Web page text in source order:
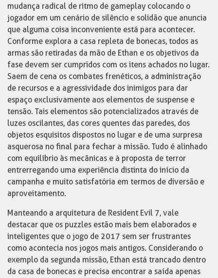
mudança radical de ritmo de gameplay colocando o
jogador em um cenário de silêncio e solidão que anuncia
que alguma coisa inconveniente está para acontecer.
Conforme explora a casa repleta de bonecas, todos as
armas são retiradas da mão de Ethan e os objetivos da
fase devem ser cumpridos com os itens achados no lugar.
Saem de cena os combates frenéticos, a administração
de recursos e a agressividade dos inimigos para dar
espaço exclusivamente aos elementos de suspense e
tensão. Tais elementos são potencializados através de
luzes oscilantes, das cores quentes das paredes, dos
objetos esquisitos dispostos no lugar e de uma surpresa
asquerosa no final para fechar a missão. Tudo é alinhado
com equilíbrio às mecânicas e à proposta de terror
entrerregando uma experiência distinta do início da
campanha e muito satisfatória em termos de diversão e
aproveitamento.
Manteando a arquitetura de Resident Evil 7, vale
destacar que os puzzles estão mais bem elaborados e
inteligentes que o jogo de 2017 sem ser frustrantes
como acontecia nos jogos mais antigos. Considerando o
exemplo da segunda missão, Ethan está trancado dentro
da casa de bonecas e precisa encontrar a saída apenas